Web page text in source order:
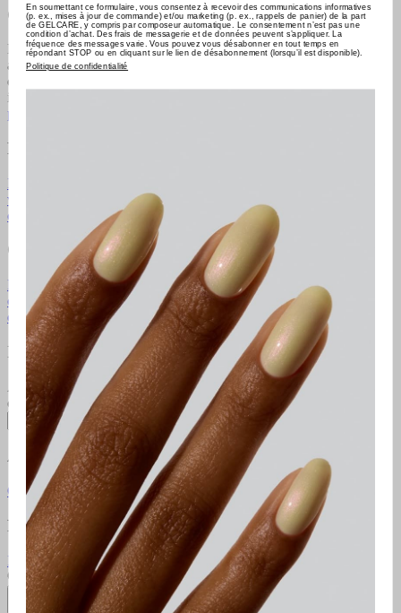
Gelcare
Nous sommes la marque qui vous permet de devenir votre propre
artiste des ongles. Redéfinissant l'industrie avec l'utilisation à
domicile, nous privilégions l'éducation et proposons des couleurs
innovantes composées de formules de première qualité.
plus
Ressources
Instructions de la manucure gel
vernis
Instructions de la pédicure
complémentaires
Masterclass Gelcare Points de vente
Commandes & Support
FAQ Politique de retourContactez-nousCartes-
cadeaux Klarna Conditions promotionnellesConditions
d'utilisation
Politique de confidentialité
Infolettre
Abonnez-vous pour accéder à des promotions exclusives, des
cadeaux et bien plus encore!
S'abonner
À propos
Gelcare Pro Lounge CarrièresClub VIP GELCAREBlogue
Réseaux sociaux
Instagram TikTokYouTube Pinterest Facebook
En soumettant ce formulaire, vous consentez à recevoir des communications informatives
(p. ex., mises à jour de commande) et/ou marketing (p. ex., rappels de panier) de la part
de GELCARE, y compris par composeur automatique. Le consentement n’est pas une
condition d’achat. Des frais de messagerie et de données peuvent s’appliquer. La
fréquence des messages varie. Vous pouvez vous désabonner en tout temps en
répondant STOP ou en cliquant sur le lien de désabonnement (lorsqu’il est disponible).
Politique de confidentialité